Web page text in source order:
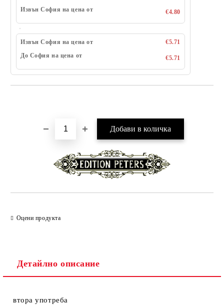
Извън София на цена от
€4.80
Извън София на цена от
€5.71
До София на цена от
€5.71
Оцени продукта
Детайлно описание
втора употреба